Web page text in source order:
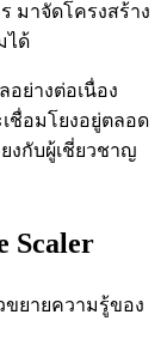
มาจัดโครงสร้าง
ได้
อย่างต่อเนื่อง
ชื่อมโยงอยู่ตลอด
งกับผู้เชี่ยวชาญ
Scaler
ขยายความรู้ของ